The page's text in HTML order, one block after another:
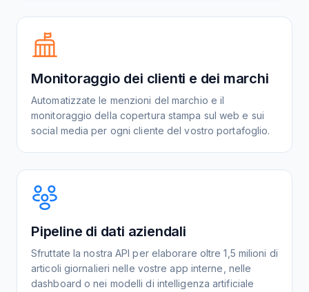
Monitoraggio dei clienti e dei marchi
Automatizzate le menzioni del marchio e il
monitoraggio della copertura stampa sul web e sui
social media per ogni cliente del vostro portafoglio.
Pipeline di dati aziendali
Sfruttate la nostra API per elaborare oltre 1,5 milioni di
articoli giornalieri nelle vostre app interne, nelle
dashboard o nei modelli di intelligenza artificiale